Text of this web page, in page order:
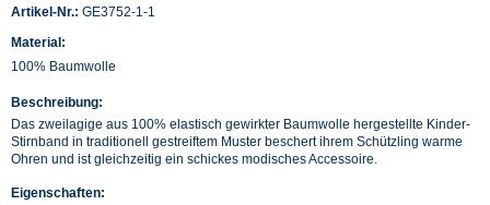
Artikel-Nr.: GE3752-1-1
Material:
100% Baumwolle
Beschreibung:
Das zweilagige aus 100% elastisch gewirkter Baumwolle hergestellte Kinder-
Stirnband in traditionell gestreiftem Muster beschert ihrem Schützling warme
Ohren und ist gleichzeitig ein schickes modisches Accessoire.
Eigenschaften: